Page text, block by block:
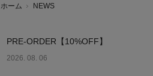
ホーム NEWS
PRE-ORDER【10%OFF】
2026. 08. 06